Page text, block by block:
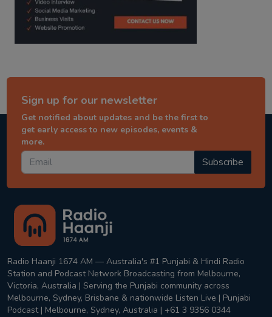
Sign up for our newsletter
Get notified about updates and be the first to
get early access to new episodes, events &
more.
Subscribe
Radio Haanji 1674 AM — Australia's #1 Punjabi & Hindi Radio
Station and Podcast Network Broadcasting from Melbourne,
Victoria, Australia | Serving the Punjabi community across
Melbourne, Sydney, Brisbane & nationwide Listen Live | Punjabi
Podcast | Melbourne, Sydney, Australia | +61 3 9356 0344